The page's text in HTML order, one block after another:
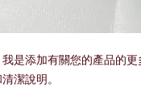
是添加有關您的產品的
潔說明。